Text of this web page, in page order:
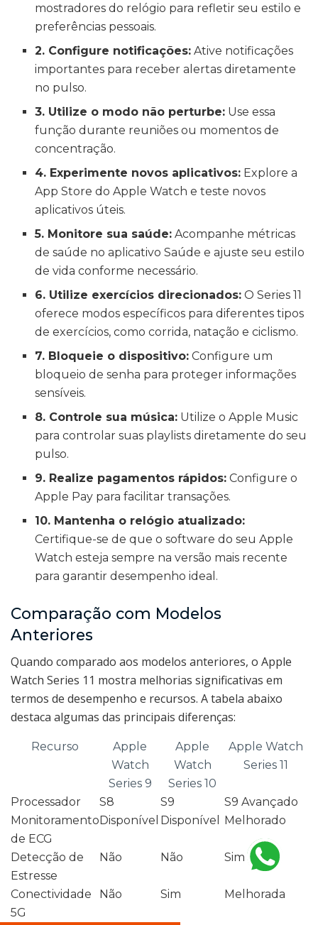
mostradores do relógio para refletir seu estilo e
preferências pessoais.
2. Configure notificações: Ative notificações
importantes para receber alertas diretamente
no pulso.
3. Utilize o modo não perturbe: Use essa
função durante reuniões ou momentos de
concentração.
4. Experimente novos aplicativos: Explore a
App Store do Apple Watch e teste novos
aplicativos úteis.
5. Monitore sua saúde: Acompanhe métricas
de saúde no aplicativo Saúde e ajuste seu estilo
de vida conforme necessário.
6. Utilize exercícios direcionados: O Series 11
oferece modos específicos para diferentes tipos
de exercícios, como corrida, natação e ciclismo.
7. Bloqueie o dispositivo: Configure um
bloqueio de senha para proteger informações
sensíveis.
8. Controle sua música: Utilize o Apple Music
para controlar suas playlists diretamente do seu
pulso.
9. Realize pagamentos rápidos: Configure o
Apple Pay para facilitar transações.
10. Mantenha o relógio atualizado:
Certifique-se de que o software do seu Apple
Watch esteja sempre na versão mais recente
para garantir desempenho ideal.
Comparação com Modelos
Anteriores
Quando comparado aos modelos anteriores, o Apple
Watch Series 11 mostra melhorias significativas em
termos de desempenho e recursos. A tabela abaixo
destaca algumas das principais diferenças:
Recurso
Apple
Watch
Series 9
Apple
Watch
Series 10
Apple Watch
Series 11
Processador S8 S9
S9 Avançado
Monitoramento
de ECG
Disponível Disponível Melhorado
Detecção de
Estresse
Não Não Sim
Conectividade
5G
Não Sim Melhorada